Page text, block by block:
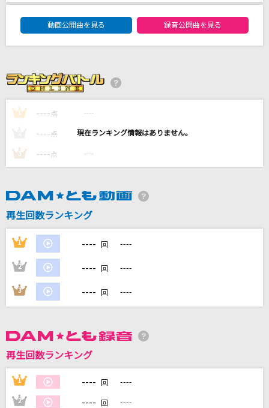
Perfume of love
米津玄師
旅立ちの唄
準透明少年
Juice=Juice
カラオケ最新情報をチェック！
DAM★ともボーカルエントリーランキング
動画公開曲を見る
録音公開曲を見る
1 ---- 点 ----
---- 点 ----
3 ---- 点 ----
再生回数ランキング
1 ---- 回 ----
2 ---- 回 ----
3 ---- 回 ----
再生回数ランキング
1 ---- 回 ----
2 ---- 回 ----